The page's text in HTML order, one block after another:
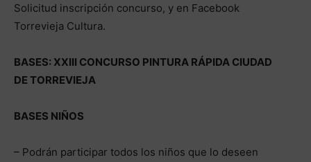
Solicitud inscripción concurso, y en Facebook
Torrevieja Cultura.
BASES: XXIII CONCURSO PINTURA RÁPIDA CIUDAD
DE TORREVIEJA
BASES NIÑOS
– Podrán participar todos los niños que lo deseen